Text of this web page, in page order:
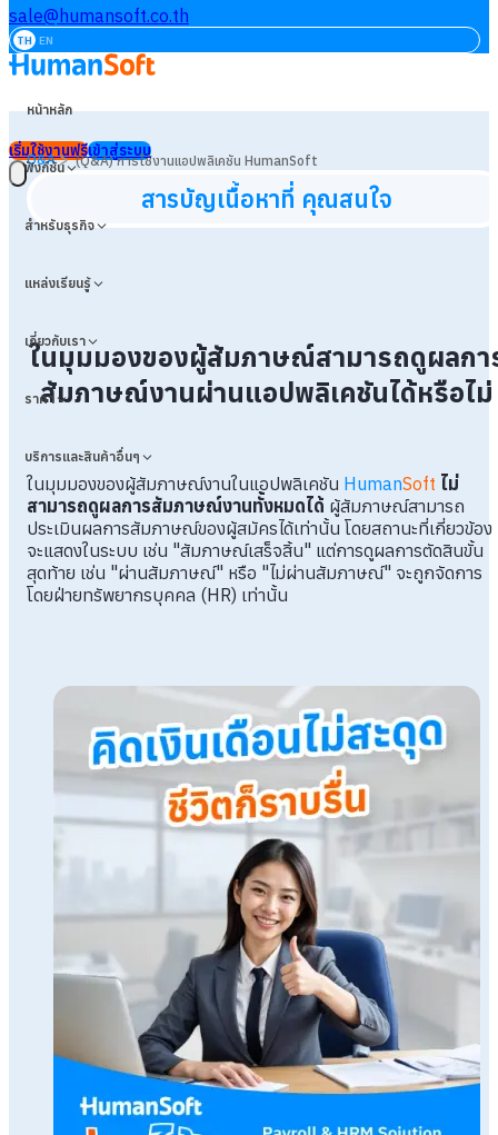
sale@humansoft.co.th
TH EN
หน้าหลัก
ฟังก์ชัน
สำหรับธุรกิจ
แหล่งเรียนรู้
เกี่ยวกับเรา
ราคา
บริการและสินค้าอื่นๆ
เริ่มใช้งานฟรีเข้าสู่ระบบ
Q&A>(Q&A) การใช้งานแอปพลิเคชัน HumanSoft
สารบัญเนื้อหาที่ คุณสนใจ
ในมุมมองของผู้สัมภาษณ์สามารถดูผลกา
สัมภาษณ์งานผ่านแอปพลิเคชันได้หรือไม่
ในมุมมองของผู้สัมภาษณ์งานในแอปพลิเคชัน HumanSoft ไม่
สามารถดูผลการสัมภาษณ์งานทั้งหมดได้ ผู้สัมภาษณ์สามารถ
ประเมินผลการสัมภาษณ์ของผู้สมัครได้เท่านั้น โดยสถานะที่เกี่ยวข้อง
จะแสดงในระบบ เช่น "สัมภาษณ์เสร็จสิ้น" แต่การดูผลการตัดสินขั้น
สุดท้าย เช่น "ผ่านสัมภาษณ์" หรือ "ไม่ผ่านสัมภาษณ์" จะถูกจัดการ
โดยฝ่ายทรัพยากรบุคคล (HR) เท่านั้น